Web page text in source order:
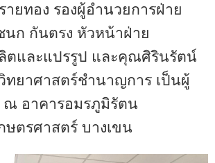
ายทอง รองผู้อำนวยการฝ่าย
นก กันตรง หัวหน้าฝ่าย
ตและแปรรูป และคุณศิรินรัตน์
ทยาศาสตร์ชำนาญการ เป็นผู้
ณ อาคารอมรภูมิรัตน
ษตรศาสตร์ บางเขน